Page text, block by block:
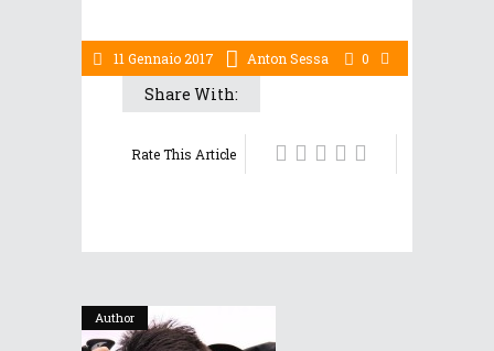
11 Gennaio 2017 Anton Sessa 0
Share With:
Rate This Article
Author